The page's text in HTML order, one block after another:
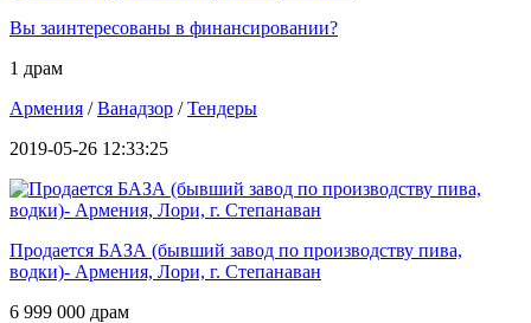
Вы заинтересованы в финансировании?
1 драм
Армения /Ванадзор /Тендеры
2019-05-26 12:33:25
Продается БАЗА (бывший завод по производству пива,
водки)- Армения, Лори, г. Степанаван
6 999 000 драм